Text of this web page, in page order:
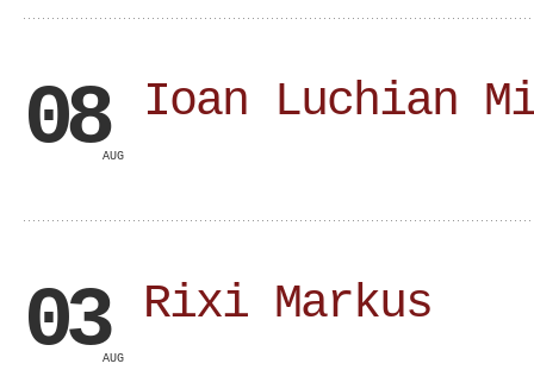
08AUG
Ioan Luchian
03AUG
Rixi Markus